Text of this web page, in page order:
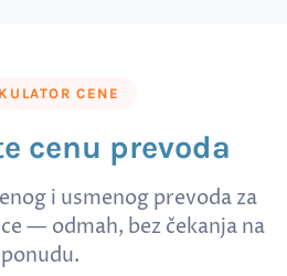
CENE
cenu prevoda
i usmenog prevoda za
— odmah, bez čekanja na
ponudu.